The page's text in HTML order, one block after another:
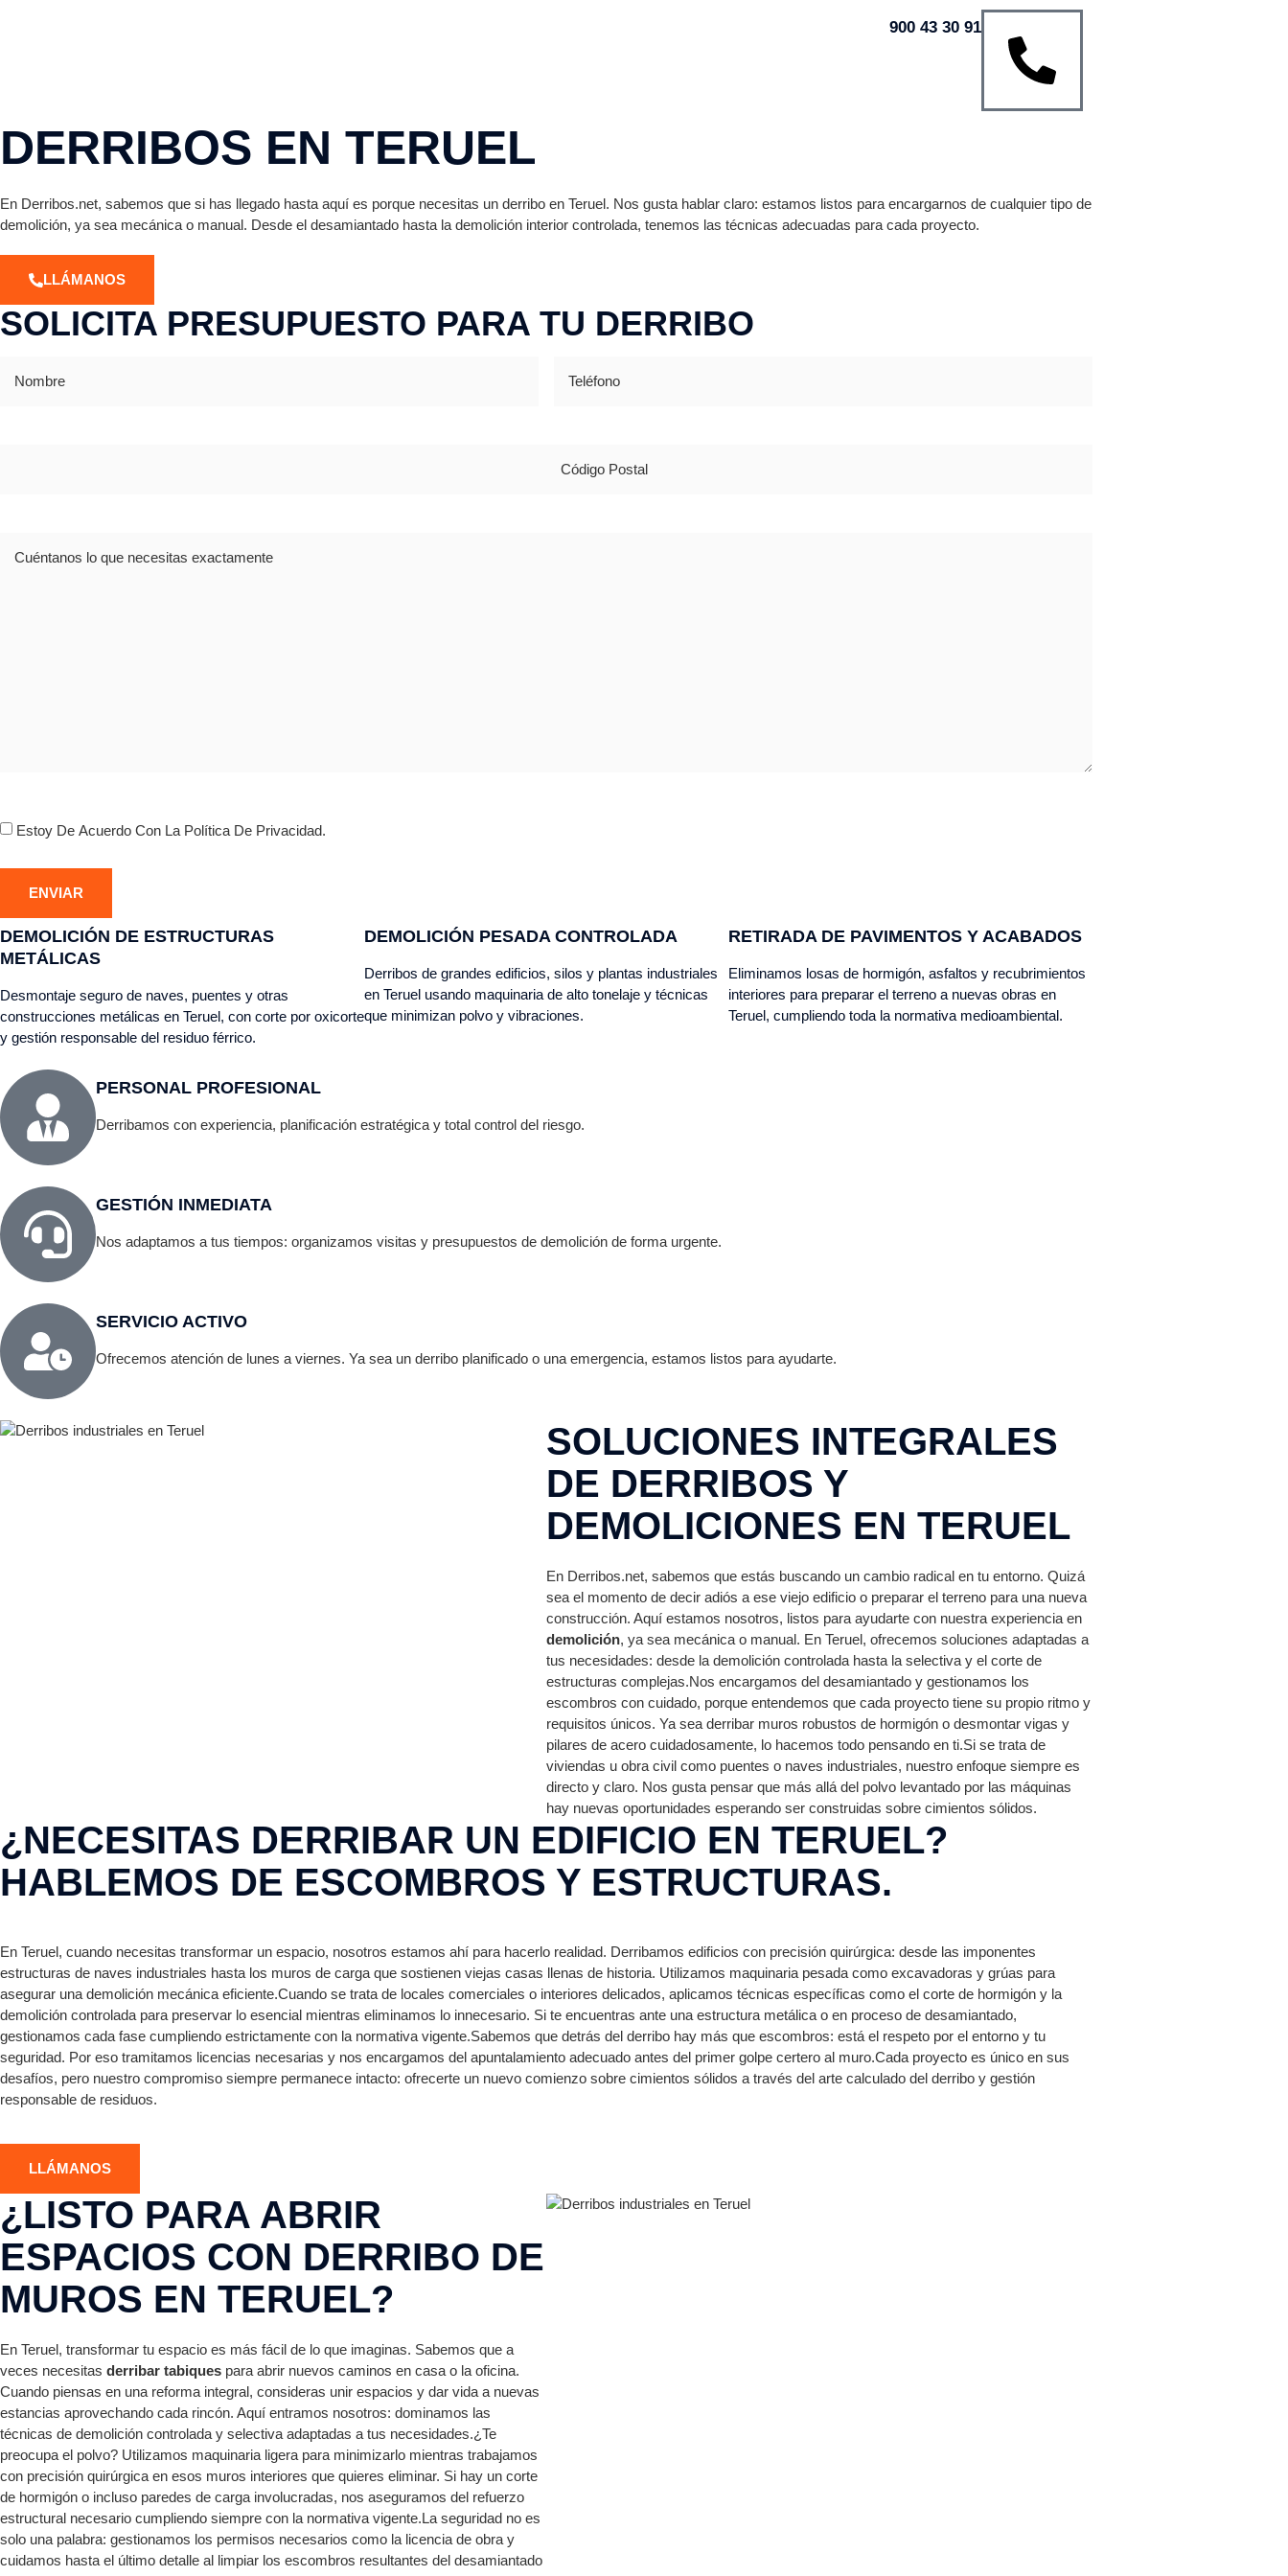
900 43 30 91
DERRIBOS EN TERUEL
En Derribos.net, sabemos que si has llegado hasta aquí es porque necesitas un derribo en Teruel. Nos gusta hablar claro: estamos listos para encargarnos de cualquier tipo de
demolición, ya sea mecánica o manual. Desde el desamiantado hasta la demolición interior controlada, tenemos las técnicas adecuadas para cada proyecto.
LLÁMANOS
SOLICITA PRESUPUESTO PARA TU DERRIBO
Consentimiento
Estoy De Acuerdo Con La Política De Privacidad.
DEMOLICIÓN DE ESTRUCTURAS
METÁLICAS
Desmontaje seguro de naves, puentes y otras
construcciones metálicas en Teruel, con corte por oxicorte
y gestión responsable del residuo férrico.
DEMOLICIÓN PESADA CONTROLADA
Derribos de grandes edificios, silos y plantas industriales
en Teruel usando maquinaria de alto tonelaje y técnicas
que minimizan polvo y vibraciones.
RETIRADA DE PAVIMENTOS Y ACABADOS
Eliminamos losas de hormigón, asfaltos y recubrimientos
interiores para preparar el terreno a nuevas obras en
Teruel, cumpliendo toda la normativa medioambiental.
PERSONAL PROFESIONAL
Derribamos con experiencia, planificación estratégica y total control del riesgo.
GESTIÓN INMEDIATA
Nos adaptamos a tus tiempos: organizamos visitas y presupuestos de demolición de forma urgente.
SERVICIO ACTIVO
Ofrecemos atención de lunes a viernes. Ya sea un derribo planificado o una emergencia, estamos listos para ayudarte.
SOLUCIONES INTEGRALES
DE DERRIBOS Y
DEMOLICIONES EN TERUEL
En Derribos.net, sabemos que estás buscando un cambio radical en tu entorno. Quizá
sea el momento de decir adiós a ese viejo edificio o preparar el terreno para una nueva
construcción. Aquí estamos nosotros, listos para ayudarte con nuestra experiencia en
demolición, ya sea mecánica o manual. En Teruel, ofrecemos soluciones adaptadas a
tus necesidades: desde la demolición controlada hasta la selectiva y el corte de
estructuras complejas.Nos encargamos del desamiantado y gestionamos los
escombros con cuidado, porque entendemos que cada proyecto tiene su propio ritmo y
requisitos únicos. Ya sea derribar muros robustos de hormigón o desmontar vigas y
pilares de acero cuidadosamente, lo hacemos todo pensando en ti.Si se trata de
viviendas u obra civil como puentes o naves industriales, nuestro enfoque siempre es
directo y claro. Nos gusta pensar que más allá del polvo levantado por las máquinas
hay nuevas oportunidades esperando ser construidas sobre cimientos sólidos.
¿NECESITAS DERRIBAR UN EDIFICIO EN TERUEL?
HABLEMOS DE ESCOMBROS Y ESTRUCTURAS.
En Teruel, cuando necesitas transformar un espacio, nosotros estamos ahí para hacerlo realidad. Derribamos edificios con precisión quirúrgica: desde las imponentes
estructuras de naves industriales hasta los muros de carga que sostienen viejas casas llenas de historia. Utilizamos maquinaria pesada como excavadoras y grúas para
asegurar una demolición mecánica eficiente.Cuando se trata de locales comerciales o interiores delicados, aplicamos técnicas específicas como el corte de hormigón y la
demolición controlada para preservar lo esencial mientras eliminamos lo innecesario. Si te encuentras ante una estructura metálica o en proceso de desamiantado,
gestionamos cada fase cumpliendo estrictamente con la normativa vigente.Sabemos que detrás del derribo hay más que escombros: está el respeto por el entorno y tu
seguridad. Por eso tramitamos licencias necesarias y nos encargamos del apuntalamiento adecuado antes del primer golpe certero al muro.Cada proyecto es único en sus
desafíos, pero nuestro compromiso siempre permanece intacto: ofrecerte un nuevo comienzo sobre cimientos sólidos a través del arte calculado del derribo y gestión
responsable de residuos.
LLÁMANOS
¿LISTO PARA ABRIR
ESPACIOS CON DERRIBO DE
MUROS EN TERUEL?
En Teruel, transformar tu espacio es más fácil de lo que imaginas. Sabemos que a
veces necesitas derribar tabiques para abrir nuevos caminos en casa o la oficina.
Cuando piensas en una reforma integral, consideras unir espacios y dar vida a nuevas
estancias aprovechando cada rincón. Aquí entramos nosotros: dominamos las
técnicas de demolición controlada y selectiva adaptadas a tus necesidades.¿Te
preocupa el polvo? Utilizamos maquinaria ligera para minimizarlo mientras trabajamos
con precisión quirúrgica en esos muros interiores que quieres eliminar. Si hay un corte
de hormigón o incluso paredes de carga involucradas, nos aseguramos del refuerzo
estructural necesario cumpliendo siempre con la normativa vigente.La seguridad no es
solo una palabra: gestionamos los permisos necesarios como la licencia de obra y
cuidamos hasta el último detalle al limpiar los escombros resultantes del desamiantado